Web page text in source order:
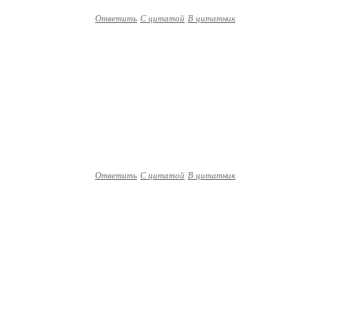
Ответить С цитатой В цитатник
Ответить С цитатой В цитатник